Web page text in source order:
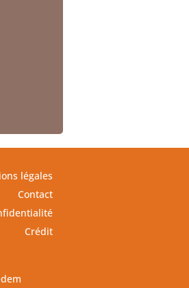
légales
Contact
Crédit